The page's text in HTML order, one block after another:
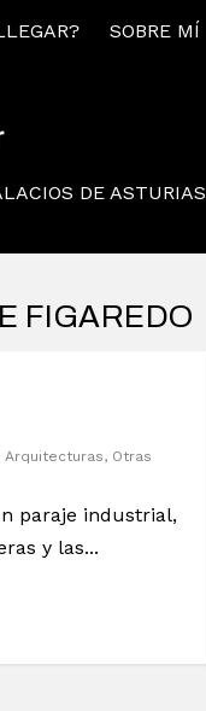
SOBRE MÍ
DE ASTURIAS
FIGAREDO
Arquitecturas, Otras
paraje industrial,
y las...